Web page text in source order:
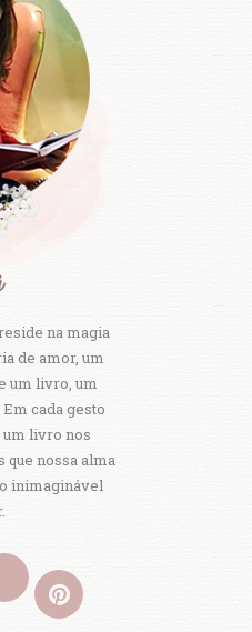
na magia
de amor, um
um livro, um
cada gesto
um livro nos
que nossa alma
inimaginável